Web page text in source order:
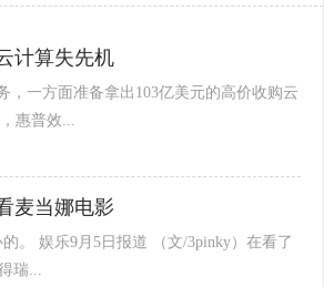
计算失先机
，一方面准备拿出103亿美元的高价收购云
惠普效...
麦当娜电影
。 娱乐9月5日报道 （文/3pinky）在看了
瑞...